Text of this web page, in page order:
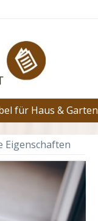
für Haus & Garten
Eigenschaften